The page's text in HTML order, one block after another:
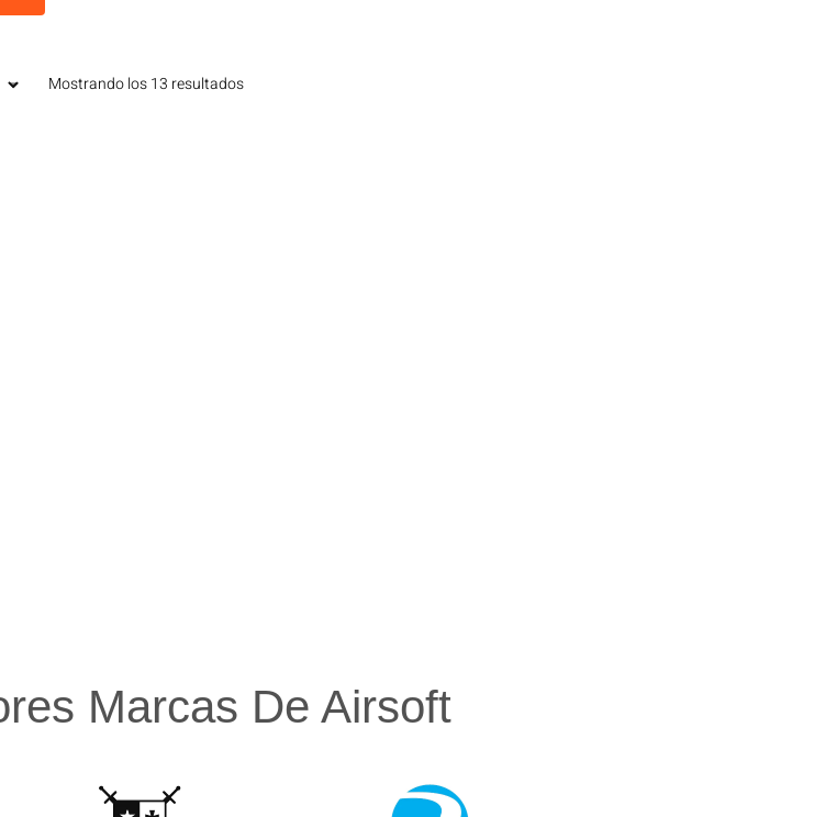
Mostrando los 13 resultados
Marcas De Airsoft